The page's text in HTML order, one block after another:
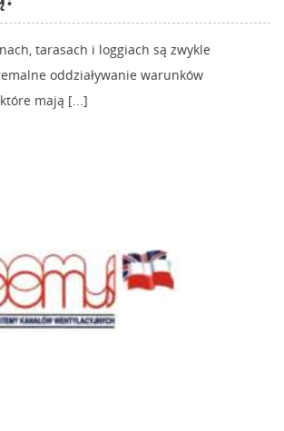
tarasach i loggiach są zwykle
oddziaływanie warunków
mają [...]